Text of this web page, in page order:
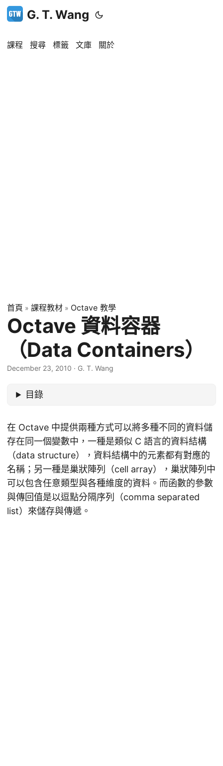
G. T. Wang
課程 搜尋 標籤 文庫 關於
首頁 » 課程教材 » Octave 教學
Octave 資料容器
（Data Containers）
December 23, 2010 · G. T. Wang
目錄
在 Octave 中提供兩種方式可以將多種不同的資料儲
存在同一個變數中，一種是類似 C 語言的資料結構
（data structure），資料結構中的元素都有對應的
名稱；另一種是巢狀陣列（cell array），巢狀陣列中
可以包含任意類型與各種維度的資料。而函數的參數
與傳回值是以逗點分隔序列（comma separated
list）來儲存與傳遞。